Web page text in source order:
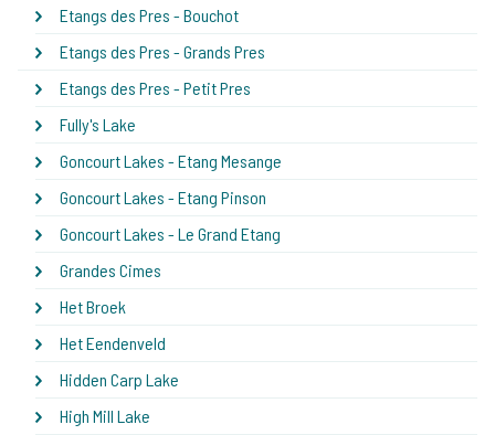
Etangs des Pres - Bouchot
Etangs des Pres - Grands Pres
Etangs des Pres - Petit Pres
Fully's Lake
Goncourt Lakes - Etang Mesange
Goncourt Lakes - Etang Pinson
Goncourt Lakes - Le Grand Etang
Grandes Cimes
Het Broek
Het Eendenveld
Hidden Carp Lake
High Mill Lake